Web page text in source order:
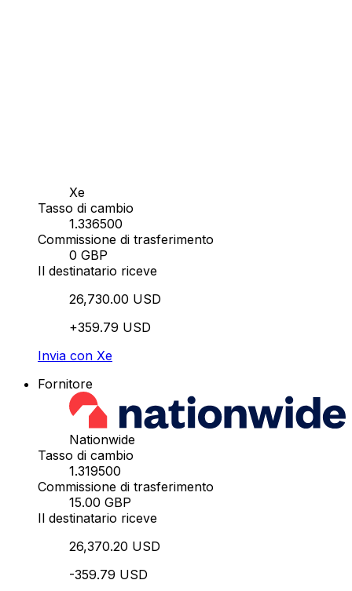
Xe
Tasso di cambio
1.336500
Commissione di trasferimento
0 GBP
Il destinatario riceve
26,730.00 USD
+359.79 USD
Invia con Xe
Fornitore
Nationwide
Tasso di cambio
1.319500
Commissione di trasferimento
15.00 GBP
Il destinatario riceve
26,370.20 USD
-359.79 USD